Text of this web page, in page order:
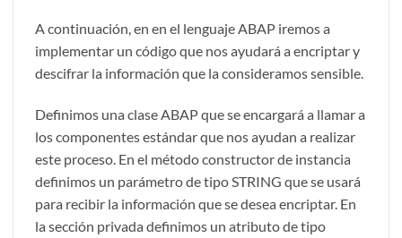
A continuación, en en el lenguaje ABAP iremos a
implementar un código que nos ayudará a encriptar y
descifrar la información que la consideramos sensible.
Definimos una clase ABAP que se encargará a llamar a
los componentes estándar que nos ayudan a realizar
este proceso. En el método constructor de instancia
definimos un parámetro de tipo STRING que se usará
para recibir la información que se desea encriptar. En
la sección privada definimos un atributo de tipo